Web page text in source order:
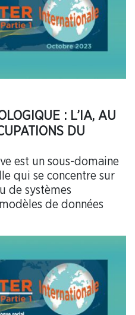
: L’IA, AU
DU
est un sous-domaine
qui se concentre sur
de systèmes
de données